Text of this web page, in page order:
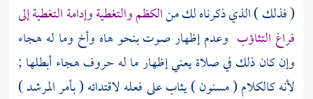
( فذلك ) الذي ذكرناه لك منالكظم والتغطية وإدامة التغطية إلى
فراغ التثاؤب وعدم إظهار صوت بنحو هاه وأخ وما له هجاء
وإن كان ذلك في صلاة يعني إظهار ما له حروف هجاء أبطلها ;
لأنه كالكلام ( مسنون ) يثاب على فعله لاقتدائه ( بأمر المرشد )